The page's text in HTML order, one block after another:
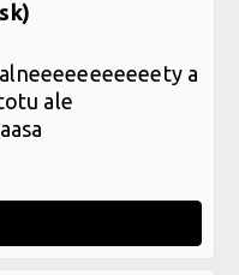
a
ale